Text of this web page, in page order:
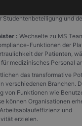
zum Online-Lernen mit
Studentenbeteiligung und
: Wechselte zu MS
Funktionen der
der Patienten,
medizinisches Personal
das transformative
verschiedenen Branchen.
von Funktionen wie
können Organisationen
und
erzielen.
erforderlich
Unklassifizierte
Cookies
der Website
und die
erforderlichen Cookies
ordnungsgemäß verwendet
Anbieter /
Domäne